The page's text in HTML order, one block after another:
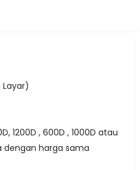
1200D , 600D , 1000D atau
harga sama